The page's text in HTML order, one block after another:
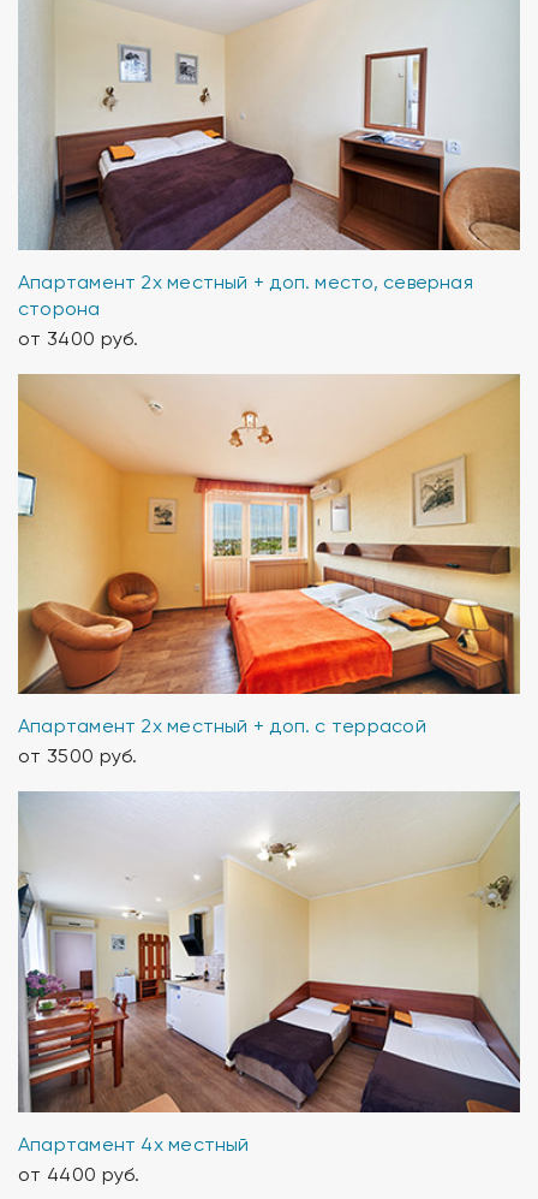
Апартамент 2х местный + доп. место, северная
сторона
от 3400 руб.
Апартамент 2х местный + доп. с террасой
от 3500 руб.
Апартамент 4х местный
от 4400 руб.